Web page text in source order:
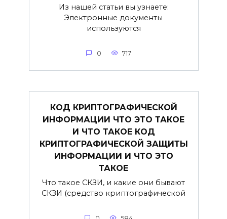
Из нашей статьи вы узнаете:
Электронные документы
используются
0 717
КОД КРИПТОГРАФИЧЕСКОЙ
ИНФОРМАЦИИ ЧТО ЭТО ТАКОЕ
И ЧТО ТАКОЕ КОД
КРИПТОГРАФИЧЕСКОЙ ЗАЩИТЫ
ИНФОРМАЦИИ И ЧТО ЭТО
ТАКОЕ
Что такое СКЗИ, и какие они бывают
СКЗИ (средство криптографической